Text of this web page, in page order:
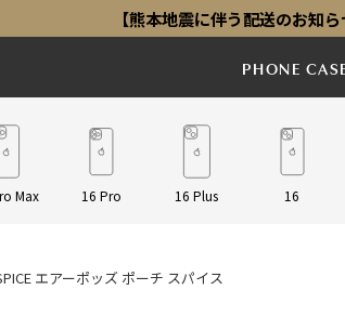
【熊本地震に伴う配送のお知ら
PHONE
Max 16 Pro 16 Plus 16
エアーポッズ ポーチ スパイス